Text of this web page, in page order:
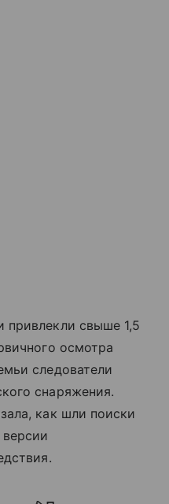
привлекли свыше 1,5
осмотра
следователи
снаряжения.
как шли поиски